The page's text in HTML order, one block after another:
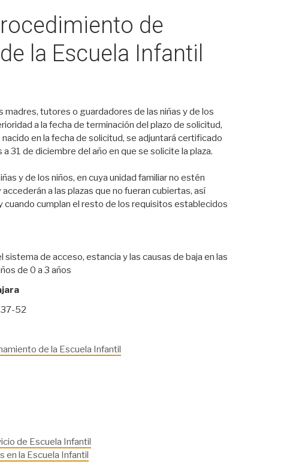
de
la Escuela Infantil
madres, tutores o guardadores de las niñas y de los
a la fecha de terminación del plazo de solicitud,
en la fecha de solicitud, se adjuntará certificado
31 de diciembre del año en que se solicite la plaza.
y de los niños, en cuya unidad familiar no estén
a las plazas que no fueran cubiertas, así
cuando cumplan el resto de los requisitos establecidos
de acceso, estancia y las causas de baja en las
de 0 a 3 años
52
de la Escuela Infantil
de Escuela Infantil
en la Escuela Infantil